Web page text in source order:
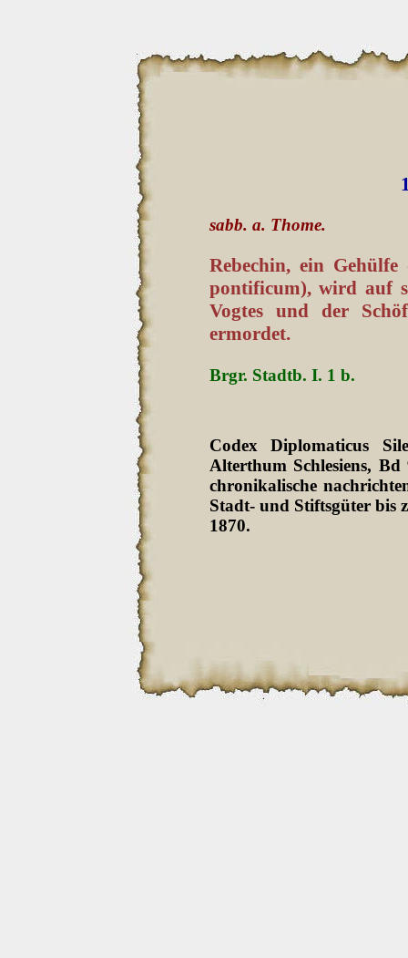
sabb. a. Thome.
Rebechin, ein
ponti­ficum), wird auf
Vogtes und der
ermordet.
Brgr. Stadtb. I. 1 b.
Codex Diplomaticus
Alterthum Schlesiens,
chronikalische
Stadt- und Stiftsgüter bis
1870.